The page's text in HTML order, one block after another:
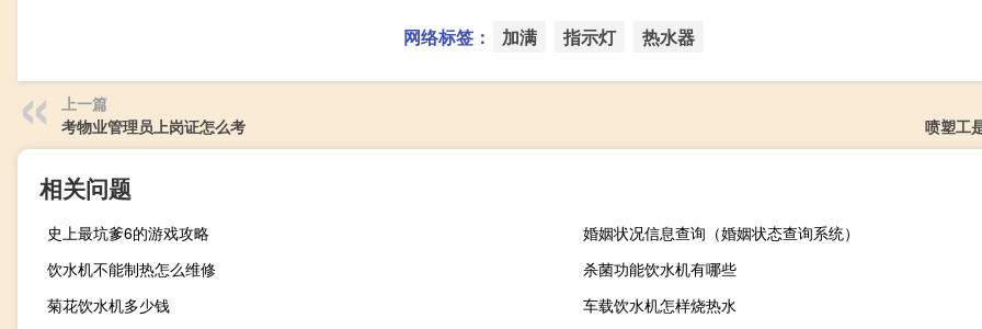
网络标签： 加满 指示灯 热水器
上一篇
考物业管理员上岗证怎么考
喷塑工
相关问题
史上最坑爹6的游戏攻略
婚姻状况信息查询（婚姻状态查询系统）
饮水机不能制热怎么维修
杀菌功能饮水机有哪些
菊花饮水机多少钱
车载饮水机怎样烧热水